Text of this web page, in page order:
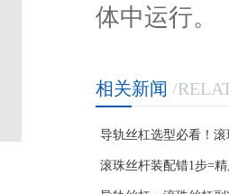
体中运行。
相关新闻 /
导轨丝杠选型必看！
错多花冤枉钱还影响精
滚珠丝杆装配错1步=